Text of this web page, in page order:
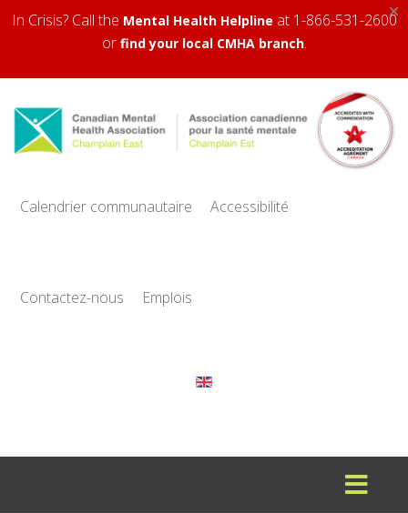
×
In Crisis? Call the Mental Health Helpline at 1-866-531-2600
or find your local CMHA branch.
Calendrier communautaire Accessibilité
Contactez-nous Emplois